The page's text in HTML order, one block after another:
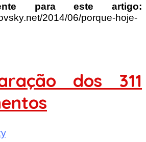
para este artigo:
2014/06/porque-hoje-
dos 311